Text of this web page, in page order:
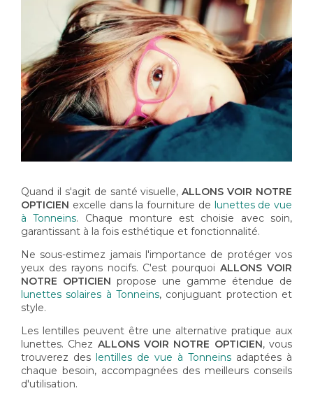
Quand il s'agit de santé visuelle,ALLONS VOIR NOTRE
OPTICIEN excelle dans la fourniture de lunettes de vue
à Tonneins. Chaque monture est choisie avec soin,
garantissant à la fois esthétique et fonctionnalité.
Ne sous-estimez jamais l'importance de protéger vos
yeux des rayons nocifs. C'est pourquoiALLONS VOIR
NOTRE OPTICIEN propose une gamme étendue de
lunettes solaires à Tonneins, conjuguant protection et
style.
Les lentilles peuvent être une alternative pratique aux
lunettes. Chez ALLONS VOIR NOTRE OPTICIEN, vous
trouverez des lentilles de vue à Tonneins adaptées à
chaque besoin, accompagnées des meilleurs conseils
d'utilisation.